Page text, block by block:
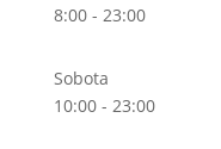
8:00 - 23:00
Sobota
10:00 - 23:00